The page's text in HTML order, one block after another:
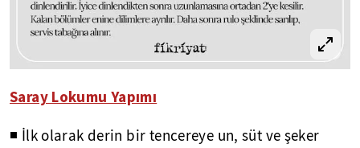
Saray Lokumu Yapımı
◾ İlk olarak derin bir tencereye un, süt ve şeker